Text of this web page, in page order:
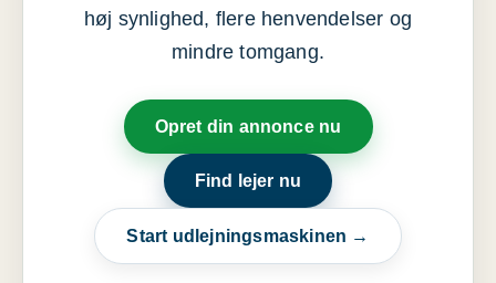
høj synlighed, flere henvendelser og
mindre tomgang.
Opret din annonce nu
Find lejer nu
Start udlejningsmaskinen →